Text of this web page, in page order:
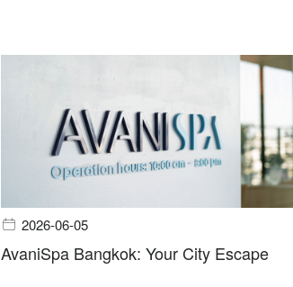
2026-06-05
AvaniSpa Bangkok: Your City Escape